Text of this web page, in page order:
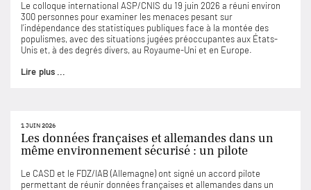
Le colloque international ASP/CNIS du 19 juin 2026 a réuni environ
300 personnes pour examiner les menaces pesant sur
l’indépendance des statistiques publiques face à la montée des
populismes, avec des situations jugées préoccupantes aux États-
Unis et, à des degrés divers, au Royaume-Uni et en Europe.
Lire plus ...
1 JUIN 2026
Les données françaises et allemandes dans un
même environnement sécurisé : un pilote
Le CASD et le FDZ/IAB (Allemagne) ont signé un accord pilote
permettant de réunir données françaises et allemandes dans un